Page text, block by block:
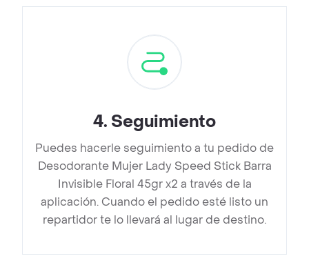
4. Seguimiento
Puedes hacerle seguimiento a tu pedido de
Desodorante Mujer Lady Speed Stick Barra
Invisible Floral 45gr x2 a través de la
aplicación. Cuando el pedido esté listo un
repartidor te lo llevará al lugar de destino.